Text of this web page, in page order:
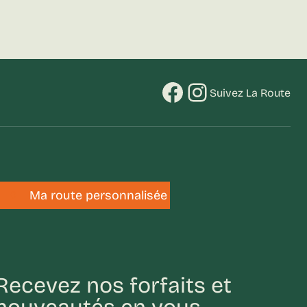
Facebook
Instagram
Suivez La Route
Ma route personnalisée
nos forfaits et